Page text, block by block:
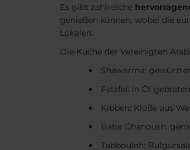
Es gibt zahlreiche
genießen können, wobei die
Lokalen.
Die Küche der Vereinigten
Shawarma:
Falafel: in Öl
Kibbeh: Klöße aus
Baba Ghanoush:
Tabbouleh: